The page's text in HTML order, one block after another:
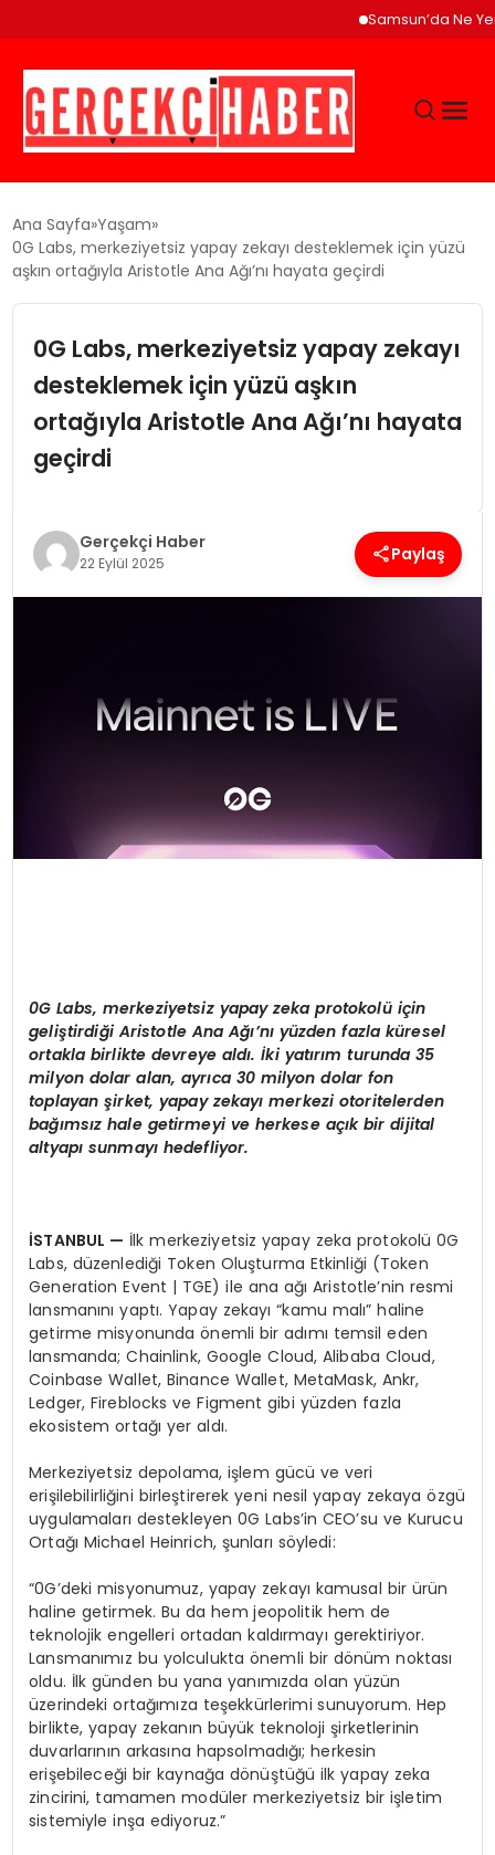
Samsun’da Ne Yenir?
GÜNCEL
EĞITIM
EKONOMI
MAGAZIN
SAĞLIK
SPOR
Ana Sayfa Yaşam
0G Labs, merkeziyetsiz yapay zekayı desteklemek için yüzü
aşkın ortağıyla Aristotle Ana Ağı’nı hayata geçirdi
0G Labs, merkeziyetsiz yapay zekayı
desteklemek için yüzü aşkın
ortağıyla Aristotle Ana Ağı’nı hayata
geçirdi
Gerçekçi Haber
22 Eylül 2025 Paylaş
0G Labs, merkeziyetsiz yapay zeka protokolü için
geliştirdiği Aristotle Ana Ağı’nı yüzden fazla küresel
ortakla birlikte devreye aldı. İki yatırım turunda 35
milyon dolar alan, ayrıca 30 milyon dolar fon
toplayan şirket, yapay zekayı merkezi otoritelerden
bağımsız hale getirmeyi ve herkese açık bir dijital
altyapı sunmayı hedefliyor.
İSTANBUL — İlk merkeziyetsiz yapay zeka protokolü 0G
Labs, düzenlediği Token Oluşturma Etkinliği (Token
Generation Event | TGE) ile ana ağı Aristotle’nin resmi
lansmanını yaptı. Yapay zekayı “kamu malı” haline
getirme misyonunda önemli bir adımı temsil eden
lansmanda; Chainlink, Google Cloud, Alibaba Cloud,
Coinbase Wallet, Binance Wallet, MetaMask, Ankr,
Ledger, Fireblocks ve Figment gibi yüzden fazla
ekosistem ortağı yer aldı.
Merkeziyetsiz depolama, işlem gücü ve veri
erişilebilirliğini birleştirerek yeni nesil yapay zekaya özgü
uygulamaları destekleyen 0G Labs’in CEO’su ve Kurucu
Ortağı Michael Heinrich, şunları söyledi:
“0G’deki misyonumuz, yapay zekayı kamusal bir ürün
haline getirmek. Bu da hem jeopolitik hem de
teknolojik engelleri ortadan kaldırmayı gerektiriyor.
Lansmanımız bu yolculukta önemli bir dönüm noktası
oldu. İlk günden bu yana yanımızda olan yüzün
üzerindeki ortağımıza teşekkürlerimi sunuyorum. Hep
birlikte, yapay zekanın büyük teknoloji şirketlerinin
duvarlarının arkasına hapsolmadığı; herkesin
erişebileceği bir kaynağa dönüştüğü ilk yapay zeka
zincirini, tamamen modüler merkeziyetsiz bir işletim
sistemiyle inşa ediyoruz.”